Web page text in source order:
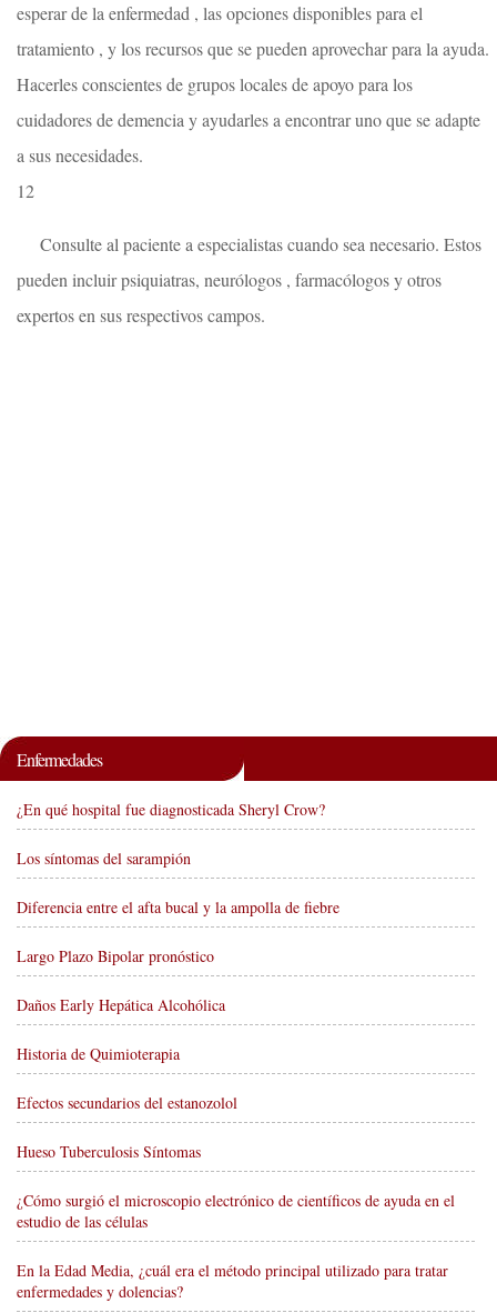
esperar de la enfermedad , las opciones disponibles para el
tratamiento , y los recursos que se pueden aprovechar para la ayuda.
Hacerles conscientes de grupos locales de apoyo para los
cuidadores de demencia y ayudarles a encontrar uno que se adapte
a sus necesidades.
12
Consulte al paciente a especialistas cuando sea necesario. Estos
pueden incluir psiquiatras, neurólogos , farmacólogos y otros
expertos en sus respectivos campos.
Enfermedades
¿En qué hospital fue diagnosticada Sheryl Crow?
Los síntomas del sarampión
Diferencia entre el afta bucal y la ampolla de fiebre
Largo Plazo Bipolar pronóstico
Daños Early Hepática Alcohólica
Historia de Quimioterapia
Efectos secundarios del estanozolol
Hueso Tuberculosis Síntomas
¿Cómo surgió el microscopio electrónico de científicos de ayuda en el
estudio de las células
En la Edad Media, ¿cuál era el método principal utilizado para tratar
enfermedades y dolencias?